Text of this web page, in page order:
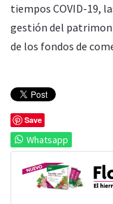
tiempos COVID-19,
gestión del
de los fondos de
Save
Whatsapp